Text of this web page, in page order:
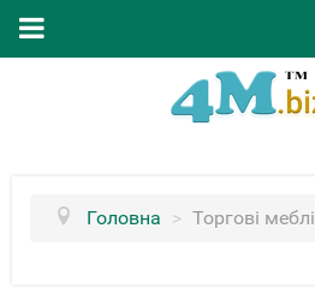
Головна > Торгові меблі